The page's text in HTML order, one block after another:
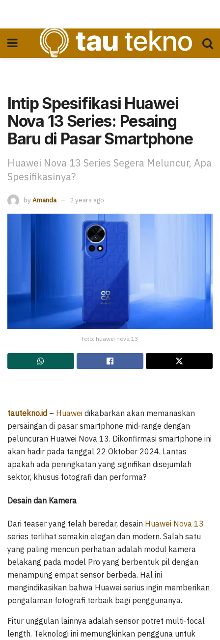
Intip Spesifikasi Huawei
Nova 13 Series: Pesaing
Baru di Pasar Smartphone
Huawei Nova 13 Series Segera Meluncur, Apa
Spesifikasinya?
by Amanda 2 years ago
foto: huawei nova 13
tautekno.id – Huawei dikabarkan akan memanaskan
persaingan di pasar smartphone mid-range dengan
peluncuran Huawei Nova 13. Dikonfirmasi smartphone ini
akan hadir pada tanggal 22 Oktober 2024. Lantas
apakah ada peningkatan yang signifikan disejumlah
sektor, khusus fotografi dan performa?
Desain dan Kamera
Dari teaser yang telah beredar, desain Huawei Nova 13
series terlihat semakin elegan dan modern. Salah satu
yang paling mencuri perhatian adalah modul kamera
belakang pada model Pro yang berbentuk pil dengan
menampung empat sensor berbeda. Hal ini
mengindikasikan bahwa Huawei serius ingin memberikan
pengalaman fotografi terbaik bagi penggunanya.
Fitur unggulan lainnya adalah sensor potret multi-focal
length. Teknologi ini memungkinkan pengguna untuk